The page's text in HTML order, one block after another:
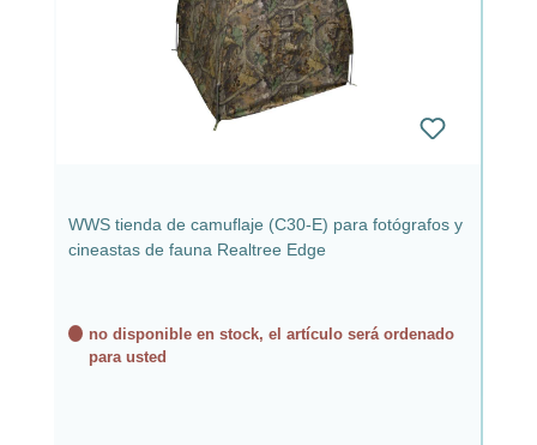
WWS tienda de camuflaje (C30-E) para fotógrafos y
cineastas de fauna Realtree Edge
no disponible en stock, el artículo será ordenado
para usted